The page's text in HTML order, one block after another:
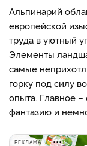
Альпинарий
европейской
труда в уютный
Элементы
самые
горку под силу
опыта. Главное –
фантазию и
РЕКЛАМА